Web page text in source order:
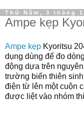
Thứ Năm, 3 tháng
Ampe kẹp
Ampe kẹp Kyoritsu
dụng dùng để đo
động dựa trên
trường biến thiên
điện từ lên một cuộn
được liệt vào nhóm